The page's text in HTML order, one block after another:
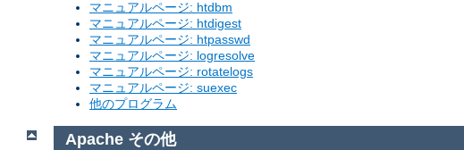
マニュアルページ: htdbm
マニュアルページ: htdigest
マニュアルページ: htpasswd
マニュアルページ: logresolve
マニュアルページ: rotatelogs
マニュアルページ: suexec
他のプログラム
Apache その他